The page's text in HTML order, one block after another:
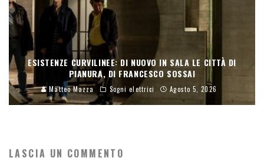
ESISTENZE CURVILINEE: DI NUOVO IN SALA LE CITTÀ DI
PIANURA, DI FRANCESCO SOSSAI
Matteo Mazza Sogni elettrici Agosto 5, 2026
LASCIA UN COMMENTO